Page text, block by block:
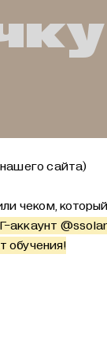
сайта)
чеком,
аккаунт
обучения!